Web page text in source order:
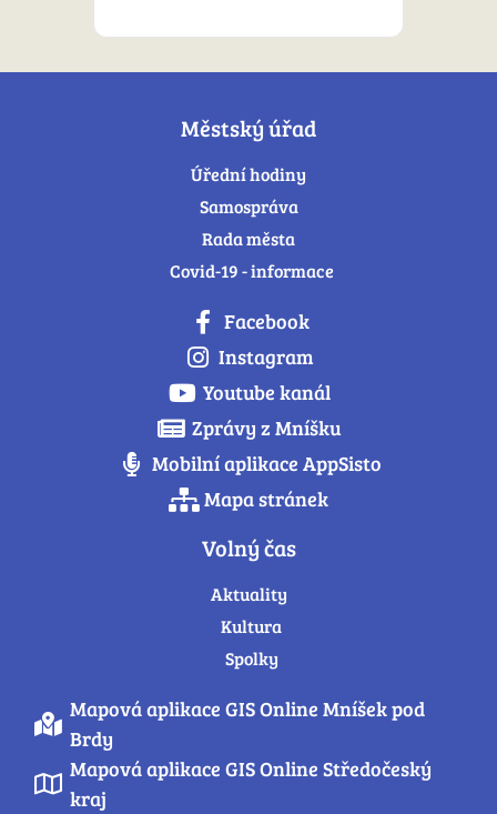
Městský úřad
Úřední hodiny
Samospráva
Rada města
Covid-19 - informace
Facebook
Instagram
Youtube kanál
Zprávy z Mníšku
Mobilní aplikace AppSisto
Mapa stránek
Volný čas
Aktuality
Kultura
Spolky
Mapová aplikace GIS Online Mníšek pod
Brdy
Mapová aplikace GIS Online Středočeský
kraj